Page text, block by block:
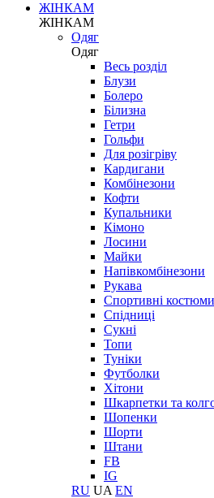
ЖІНКАМ
ЖІНКАМ
Одяг
Одяг
Весь розділ
Блузи
Болеро
Білизна
Гетри
Гольфи
Для розігріву
Кардигани
Комбінезони
Кофти
Купальники
Кімоно
Лосини
Майки
Напівкомбінезони
Рукава
Спортивні костюми
Спідниці
Сукні
Топи
Туніки
Футболки
Хітони
Шкарпетки та
Шопенки
Шорти
Штани
FB
IG
RU UA EN